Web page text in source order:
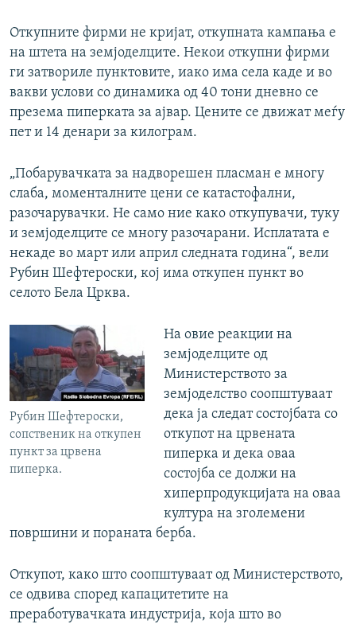
Откупните фирми не кријат, откупната кампања е
на штета на земјоделците. Некои откупни фирми
ги затвориле пунктовите, иако има села каде и во
вакви услови со динамика од 40 тони дневно се
презема пиперката за ајвар. Цените се движат меѓу
пет и 14 денари за килограм.
„Побарувачката за надворешен пласман е многу
слаба, моменталните цени се катастофални,
разочарувачки. Не само ние како откупувачи, туку
и земјоделците се многу разочарани. Исплатата е
некаде во март или април следната година“, вели
Рубин Шефтероски, кој има откупен пункт во
селото Бела Црква.
Рубин Шефтероски,
сопственик на откупен
пункт за црвена
пиперка.
На овие реакции на
земјоделците од
Министерството за
земјоделство соопштуваат
дека ја следат состојбата со
откупот на црвената
пиперка и дека оваа
состојба се должи на
хиперпродукцијата на оваа
култура на зголемени
површини и пораната берба.
Откупот, како што соопштуваат од Министерството,
се одвива според капацитетите на
преработувачката индустрија, која што во